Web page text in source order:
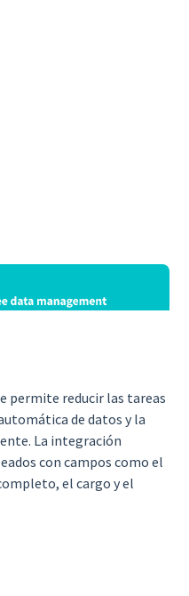
permite reducir las tareas
de datos y la
La integración
con campos como el
el cargo y el